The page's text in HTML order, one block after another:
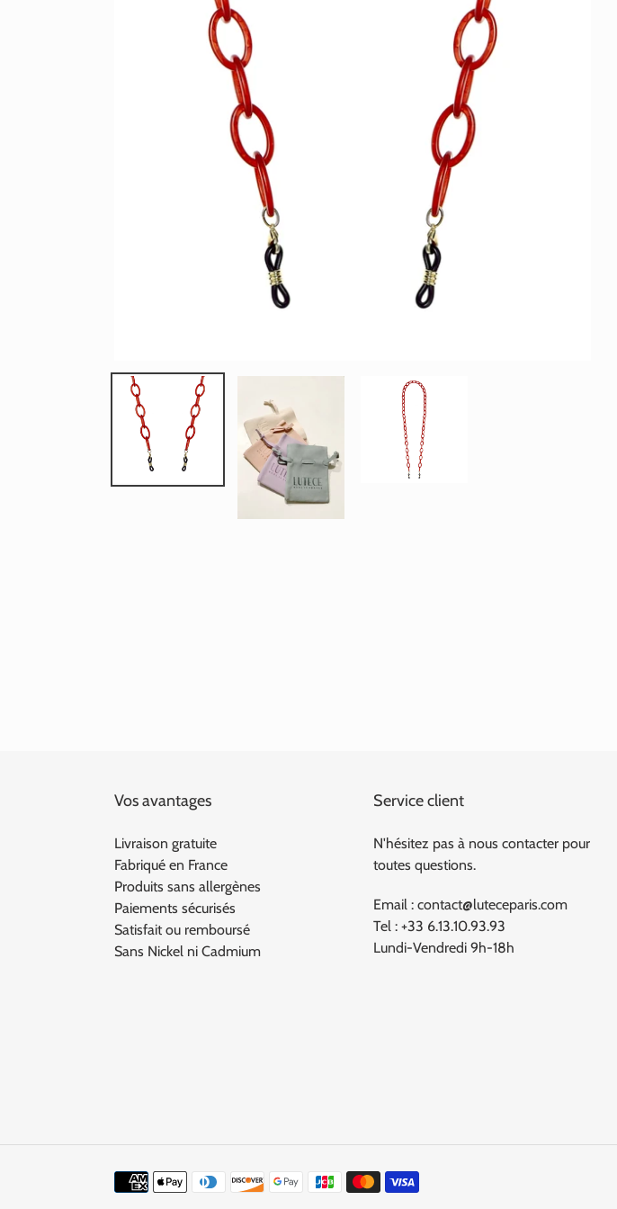
Vos avantages
Livraison gratuite
Fabriqué en France
Produits sans allergènes
Paiements sécurisés
Satisfait ou remboursé
Sans Nickel ni Cadmium
Service client
N'hésitez pas à nous contacter pour
toutes questions.
Email : contact@luteceparis.com
Tel : +33 6.13.10.93.93
Lundi-Vendredi 9h-18h
Moyens